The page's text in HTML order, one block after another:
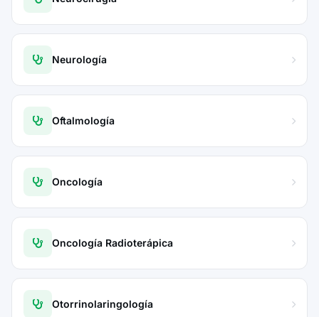
Neurología
Oftalmología
Oncología
Oncología Radioterápica
Otorrinolaringología